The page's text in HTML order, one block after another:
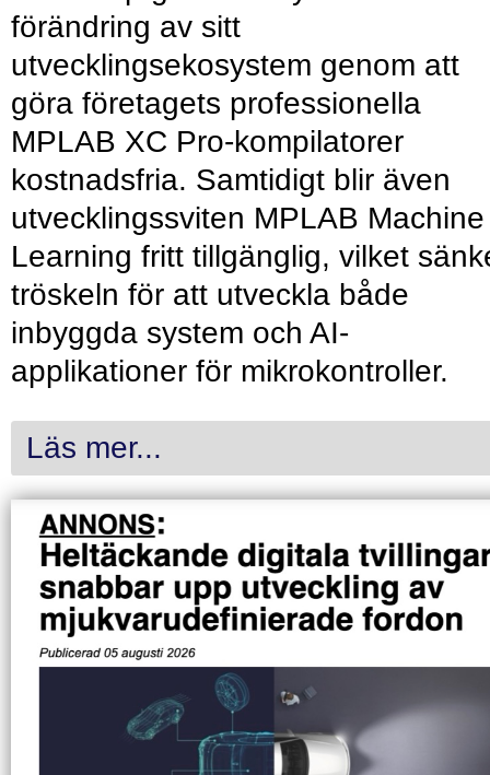
förändring av sitt
utvecklingsekosystem genom att
göra företagets professionella
MPLAB XC Pro-kompilatorer
kostnadsfria. Samtidigt blir även
utvecklingssviten MPLAB Machine
Learning fritt tillgänglig, vilket
tröskeln för att utveckla både
inbyggda system och AI-
applikationer för mikrokontroller.
Läs mer...